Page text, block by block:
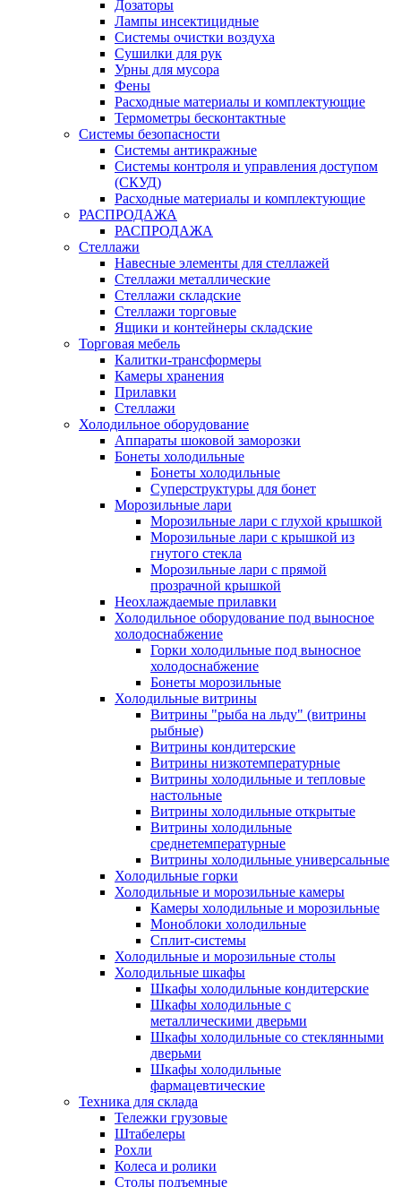
Дозаторы
Лампы инсектицидные
Системы очистки воздуха
Сушилки для рук
Урны для мусора
Фены
Расходные материалы и комплектующие
Термометры бесконтактные
Системы безопасности
Системы антикражные
Системы контроля и управления доступом
(СКУД)
Расходные материалы и комплектующие
РАСПРОДАЖА
РАСПРОДАЖА
Стеллажи
Навесные элементы для стеллажей
Стеллажи металлические
Стеллажи складские
Стеллажи торговые
Ящики и контейнеры складские
Торговая мебель
Калитки-трансформеры
Камеры хранения
Прилавки
Стеллажи
Холодильное оборудование
Аппараты шоковой заморозки
Бонеты холодильные
Бонеты холодильные
Суперструктуры для бонет
Морозильные лари
Морозильные лари с глухой крышкой
Морозильные лари с крышкой из
гнутого стекла
Морозильные лари с прямой
прозрачной крышкой
Неохлаждаемые прилавки
Холодильное оборудование под выносное
холодоснабжение
Горки холодильные под выносное
холодоснабжение
Бонеты морозильные
Холодильные витрины
Витрины "рыба на льду" (витрины
рыбные)
Витрины кондитерские
Витрины низкотемпературные
Витрины холодильные и тепловые
настольные
Витрины холодильные открытые
Витрины холодильные
среднетемпературные
Витрины холодильные универсальные
Холодильные горки
Холодильные и морозильные камеры
Камеры холодильные и морозильные
Моноблоки холодильные
Сплит-системы
Холодильные и морозильные столы
Холодильные шкафы
Шкафы холодильные кондитерские
Шкафы холодильные с
металлическими дверьми
Шкафы холодильные со стеклянными
дверьми
Шкафы холодильные
фармацевтические
Техника для склада
Тележки грузовые
Штабелеры
Рохли
Колеса и ролики
Столы подъемные